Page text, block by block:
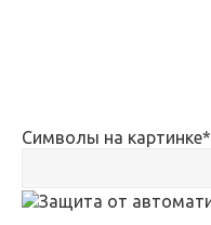
Символы на картинке*